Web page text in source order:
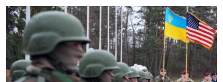
поискуИНФОГРАФИКА
ТЕЛЕПРОЕКТ КРЫМ.РЕАЛИИ
СОВЕТЫ ПРАВОЗАЩИТНИКОВ
ПРОПАВШИЕ БЕЗ ВЕСТИ
КАК ОБОЙТИ БЛОКИРОВКУ
Українською
Qırımtatar